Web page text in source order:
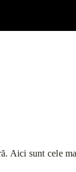
Aici sunt cele